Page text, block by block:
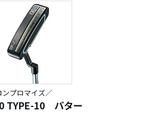
ンプロマイズ／
TYPE-10 パター